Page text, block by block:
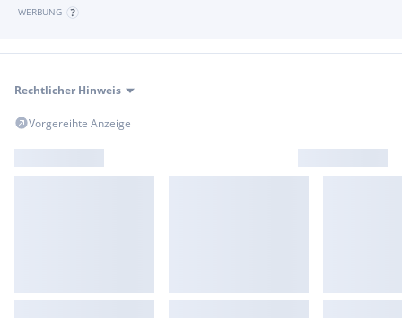
WERBUNG
Rechtlicher Hinweis
Vorgereihte Anzeige